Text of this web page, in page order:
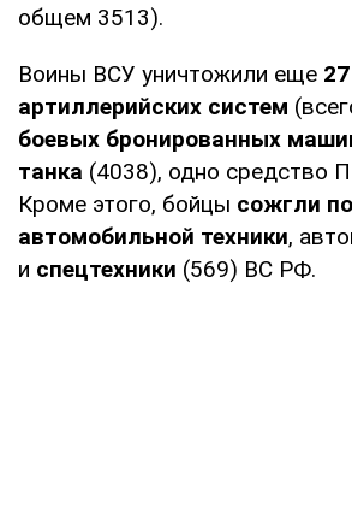
общем 3513).
Воины ВСУ уничтожили еще
артиллерийских систем
боевых бронированных
танка (4038), одно средство
Кроме этого, бойцы сожгли
автомобильной техники,
и спецтехники (569) ВС РФ.